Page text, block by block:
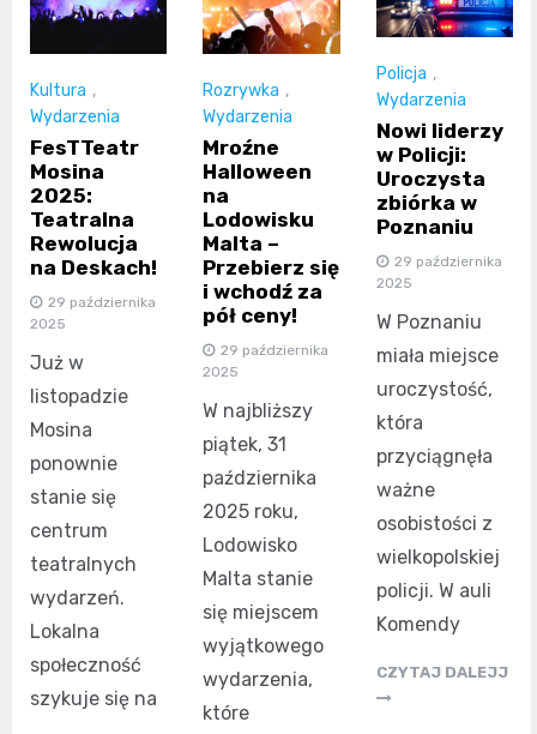
Kultura ,
Wydarzenia
FesTTeatr
Mosina
2025:
Teatralna
Rewolucja
na Deskach!
29 października
2025
Już w
listopadzie
Mosina
ponownie
stanie się
centrum
teatralnych
wydarzeń.
Lokalna
społeczność
szykuje się na
Rozrywka ,
Wydarzenia
Mroźne
Halloween
na
Lodowisku
Malta –
Przebierz się
i wchodź za
pół ceny!
29 października
2025
W najbliższy
piątek, 31
października
2025 roku,
Lodowisko
Malta stanie
się miejscem
wyjątkowego
wydarzenia,
które
Policja ,
Wydarzenia
Nowi liderzy
w Policji:
Uroczysta
zbiórka w
Poznaniu
29 października
2025
W Poznaniu
miała miejsce
uroczystość,
która
przyciągnęła
ważne
osobistości z
wielkopolskiej
policji. W auli
Komendy
CZYTAJ DALEJJ